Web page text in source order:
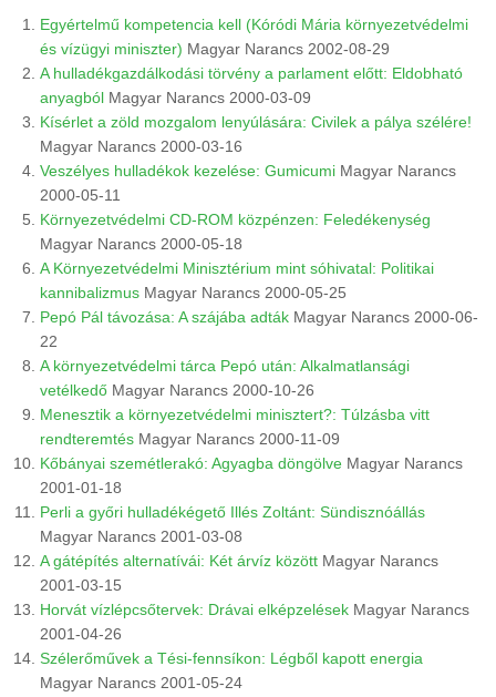
Egyértelmű kompetencia kell (Kóródi Mária környezetvédelmi
és vízügyi miniszter) Magyar Narancs 2002-08-29
A hulladékgazdálkodási törvény a parlament előtt: Eldobható
anyagból Magyar Narancs 2000-03-09
Kísérlet a zöld mozgalom lenyúlására: Civilek a pálya szélére!
Magyar Narancs 2000-03-16
Veszélyes hulladékok kezelése: Gumicumi Magyar Narancs
2000-05-11
Környezetvédelmi CD-ROM közpénzen: Feledékenység
Magyar Narancs 2000-05-18
A Környezetvédelmi Minisztérium mint sóhivatal: Politikai
kannibalizmus Magyar Narancs 2000-05-25
Pepó Pál távozása: A szájába adták Magyar Narancs 2000-06-
22
A környezetvédelmi tárca Pepó után: Alkalmatlansági
vetélkedő Magyar Narancs 2000-10-26
Menesztik a környezetvédelmi minisztert?: Túlzásba vitt
rendteremtés Magyar Narancs 2000-11-09
Kőbányai szemétlerakó: Agyagba döngölve Magyar Narancs
2001-01-18
Perli a győri hulladékégető Illés Zoltánt: Sündisznóállás
Magyar Narancs 2001-03-08
A gátépítés alternatívái: Két árvíz között Magyar Narancs
2001-03-15
Horvát vízlépcsőtervek: Drávai elképzelések Magyar Narancs
2001-04-26
Szélerőművek a Tési-fennsíkon: Légből kapott energia
Magyar Narancs 2001-05-24